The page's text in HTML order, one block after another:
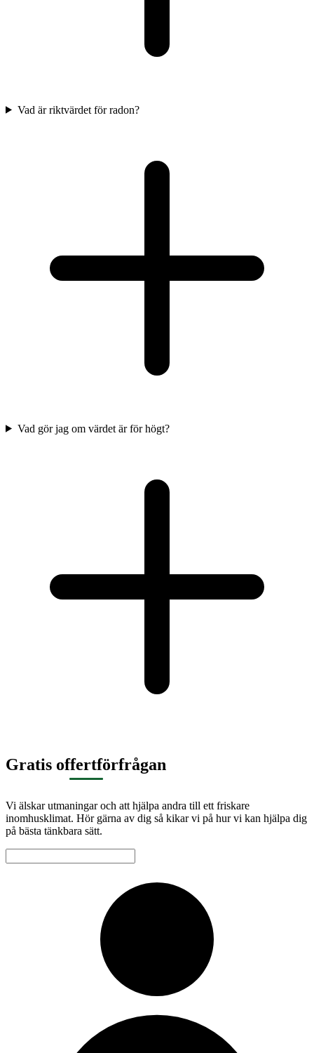
Vad är riktvärdet för radon?
Vad gör jag om värdet är för högt?
Gratis offertförfrågan
Vi älskar utmaningar och att hjälpa andra till ett friskare
inomhusklimat. Hör gärna av dig så kikar vi på hur vi kan hjälpa dig
på bästa tänkbara sätt.